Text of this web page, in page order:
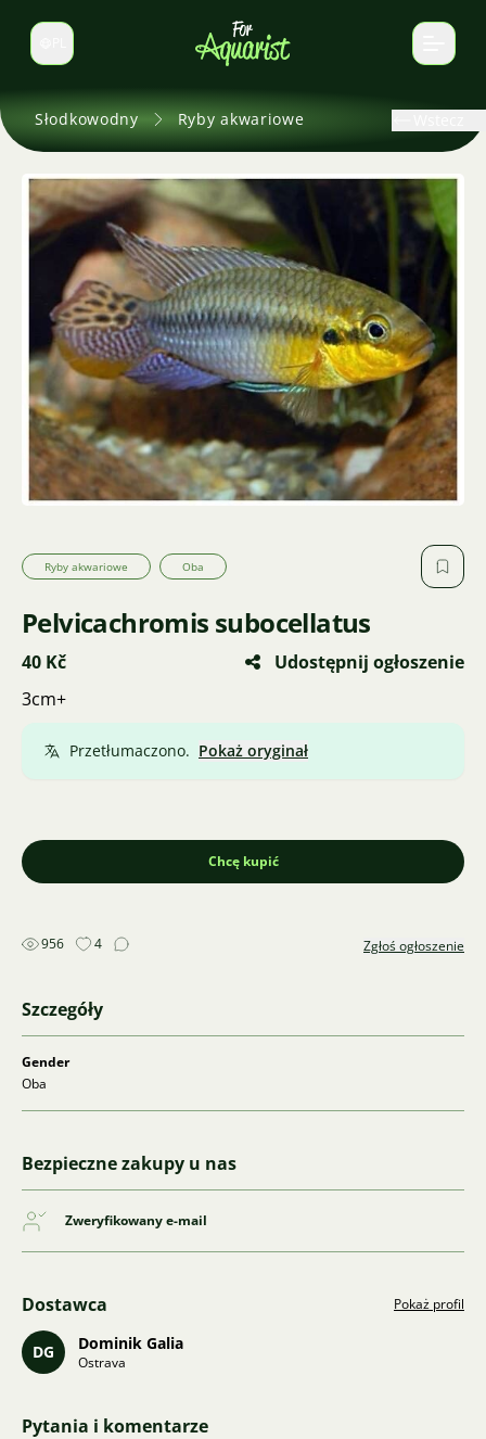
Zmień język
Słodkowodny Ryby akwariowe
Ryby akwariowe Oba
Pelvicachromis subocellatus
40 Kč
Udostępnij ogłoszenie
3cm+
Przetłumaczono. Pokaż oryginał
Chcę kupić
956 4 Zgłoś ogłoszenie
Szczegóły
Gender
Oba
Bezpieczne zakupy u nas
Zweryfikowany e-mail
Dostawca Pokaż profil
DG Dominik Galia
Ostrava
Pytania i komentarze